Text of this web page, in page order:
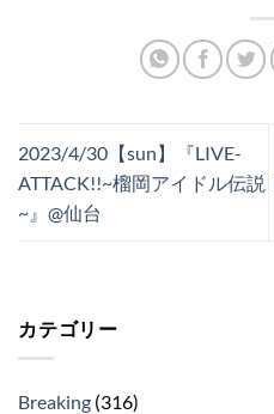
2023/4/30【sun】『LIVE-
ATTACK!!~榴岡アイドル伝説
~』@仙台
カテゴリー
Breaking (316)